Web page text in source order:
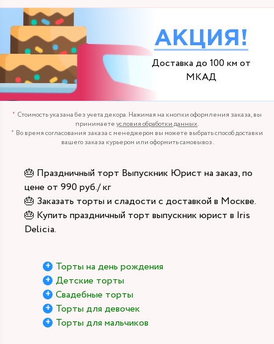
АКЦИЯ!
Доставка до 100 км от
МКАД
Стоимость указана без учета декора. Нажимая на кнопки оформления заказа, вы
принимаетеусловия обработки данных.
Во время согласования заказа с менеджером вы можете выбрать способ доставки
вашего заказа курьером или оформить самовывоз.
🎂 Праздничный торт Выпускник Юрист на заказ, по
цене от 990 руб./ кг
🎂 Заказать торты и сладости с доставкой в Москве.
🎂 Купить праздничный торт выпускник юрист в Iris
Delicia.
Торты на день рождения
Детские торты
Свадебные торты
Торты для девочек
Торты для мальчиков